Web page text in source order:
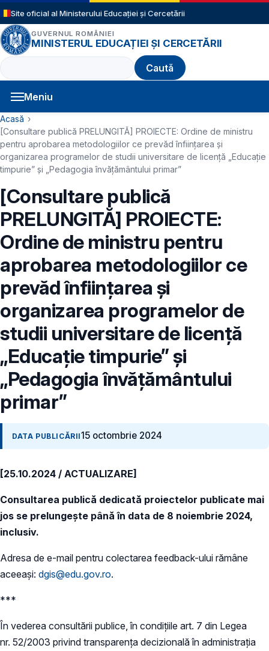
Sari la conținutul principal
Site oficial al Ministerului Educației și Cercetării
GUVERNUL ROMÂNIEI
MINISTERUL EDUCAȚIEI ȘI CERCETĂRII
Caută
Meniu
Navigație principală
Cale de navigare
Acasă
[Consultare publică PRELUNGITĂ] PROIECTE: Ordine de ministru
pentru aprobarea metodologiilor ce prevăd înființarea și
organizarea programelor de studii universitare de licență „Educație
timpurie” și „Pedagogia învățământului primar”
[Consultare publică
PRELUNGITĂ] PROIECTE:
Ordine de ministru pentru
aprobarea metodologiilor ce
prevăd înființarea și
organizarea programelor de
studii universitare de licență
„Educație timpurie” și
„Pedagogia învățământului
primar”
DATA PUBLICĂRII15 octombrie 2024
[25.10.2024 / ACTUALIZARE]
Consultarea publică dedicată proiectelor publicate mai
jos se prelungește până în data de 8 noiembrie 2024,
inclusiv.
Adresa de e-mail pentru colectarea feedback-ului rămâne
aceeași: dgis@edu.gov.ro.
***
În vederea consultării publice, în condiţiile art. 7 din Legea
nr. 52/2003 privind transparenţa decizională în administraţia